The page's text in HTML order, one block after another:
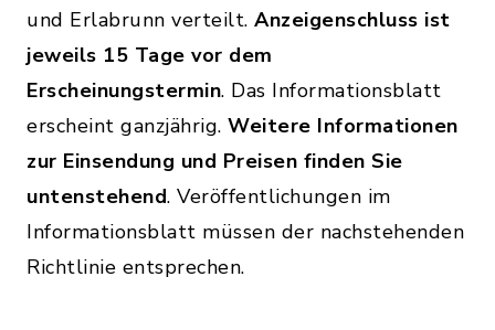
und Erlabrunn verteilt. Anzeigenschluss ist
jeweils 15 Tage vor dem
Erscheinungstermin. Das Informationsblatt
erscheint ganzjährig. Weitere Informationen
zur Einsendung und Preisen finden Sie
untenstehend. Veröffentlichungen im
Informationsblatt müssen der nachstehenden
Richtlinie entsprechen.